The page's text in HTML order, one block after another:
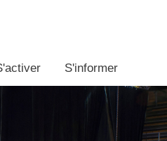
S'informer